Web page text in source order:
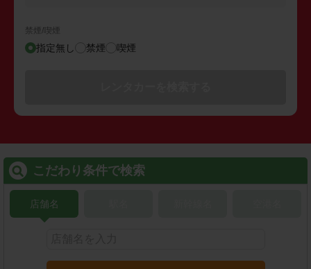
禁煙/喫煙
指定無し 禁煙 喫煙
こだわり条件で検索
店舗名